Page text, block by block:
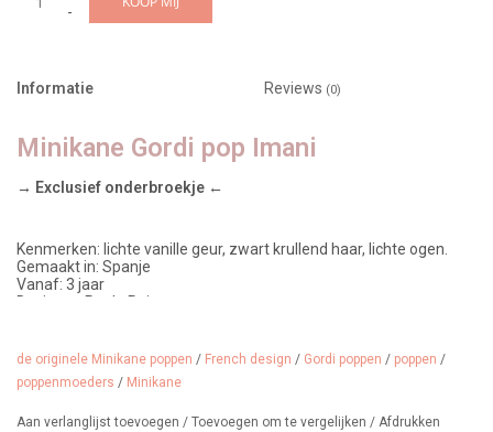
-
Informatie Reviews (0)
Minikane Gordi pop Imani
→ Exclusief onderbroekje ←
Kenmerken: lichte vanille geur, zwart krullend haar, lichte ogen.
Gemaakt in: Spanje
Vanaf: 3 jaar
Designer: Paola Reina
Origineel Minikane kenmerk in de nek
Echte Minikane-poppen zijn te herkennen aan het ingedrukte
de originele Minikane poppen / French design / Gordi poppen / poppen /
poppenmoeders / Minikane
Aan verlanglijst toevoegen / Toevoegen om te vergelijken / Afdrukken